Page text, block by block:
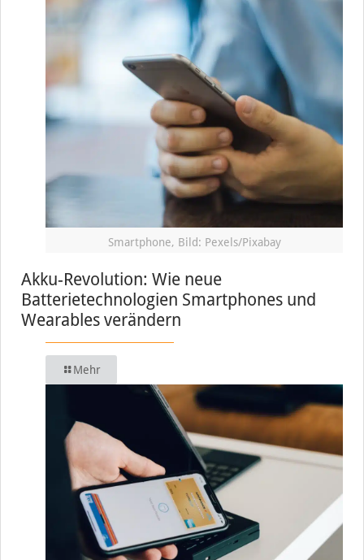
Smartphone, Bild: Pexels/Pixabay
Akku-Revolution: Wie neue
Batterietechnologien Smartphones und
Wearables verändern
Mehr